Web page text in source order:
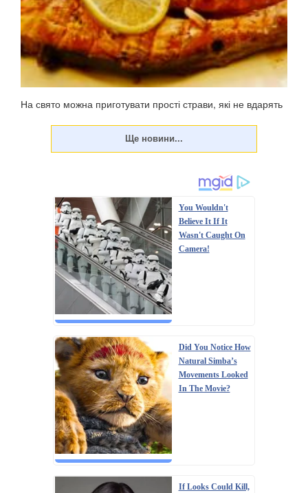
На свято можна приготувати прості страви, які не вдарять
Трійця – 50-й день після Великодня (Воскресіння
Христове). Традиційно меню на Паску жирне, у ньому
You Wouldn't
Believe It If It
Wasn't Caught On
Camera!
Did You Notice How
Natural Simba’s
Movements Looked
In The Movie?
If Looks Could Kill,